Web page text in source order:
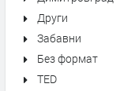
Други
Забавни
Без формат
TED